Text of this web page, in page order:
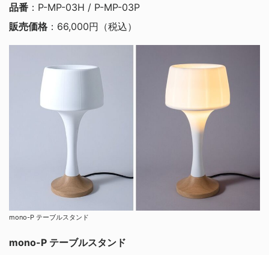
品番 ：P-MP-03H / P-MP-03P
販売価格 ：66,000円（税込）
mono-P テーブルスタンド
mono-P テーブルスタンド